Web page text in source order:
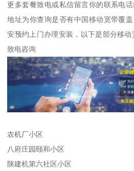
更多套餐致电或私信留言你的联系电
地址为你查询是否有中国移动宽带覆
安预约上门办理安装，以下是部分移
致电咨询
农机厂小区
八府庄园颐和小区
陕建机第六社区小区